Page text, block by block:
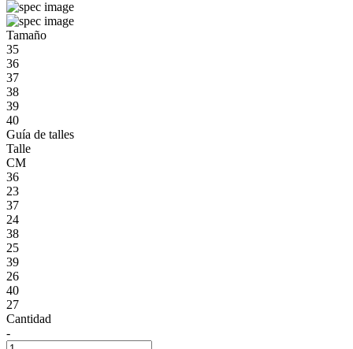
Tamaño
35
36
37
38
39
40
Guía de talles
Talle
CM
36
23
37
24
38
25
39
26
40
27
Cantidad
-